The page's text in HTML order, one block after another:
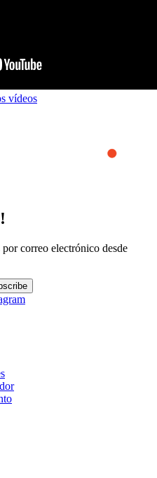
vídeos
correo electrónico desde